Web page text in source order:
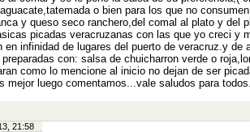
o bien para los que no
y queso seco ranchero,del comal al plato y del
picadas veracruzanas con las que yo creci y
en infinidad de lugares del puerto de veracruz.y de
con: salsa de chuicharron verde o
como lo mencione al inicio no dejan de ser
mejor luego comentamos...vale saludos para todos.
21:58